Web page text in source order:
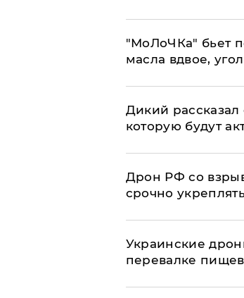
​"МоЛоЧКа" бьет
масла вдвое,
Дикий
которую будут
​Дрон РФ со
срочно
Украинские
перевалке